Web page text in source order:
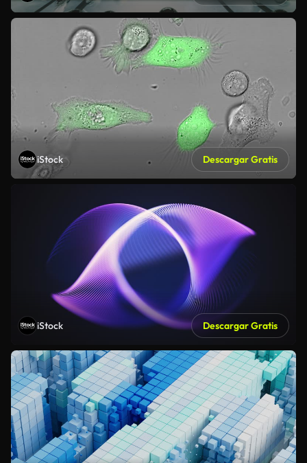
iStock Descargar Gratis
iStock Descargar Gratis